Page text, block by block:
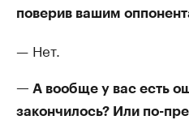
поверив вашим
— Нет.
— А вообще у вас есть
закончилось? Или по-